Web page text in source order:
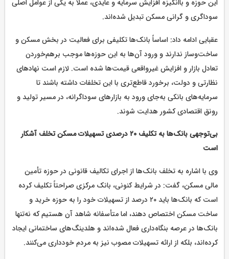
این حوزه و باانگیزه افزایش سرمایه و عایدی، عملاً به یکی از عوامل اصلی
سوداگری و گرانی مسکن تبدیل شده‌اند.
عقبایی ادامه داد: اساساً بانک‌ها تکلیفی برای فعالیت در بخش مسکن و
ساخت‌وساز ندارند و ورود آن‌ها به این حوزه‌ها موجب برهم‌خوردن
تعادل بازار و افزایش غیرواقعی قیمت‌ها شده است. لازم است نهادهای
نظارتی و دولت، برخورد قاطع‌تری با این تخلفات داشته باشند تا
سرمایه‌های بانکی به‌جای ورود به بازارهای سوداگرانه، در مسیر تولید و
رونق اقتصادی کشور هدایت شوند.
بی‌توجهی بانک‌ها به تکلیف ۲۰ درصدی تسهیلات مسکن تخلف آشکار
است
وی با اشاره به تخلف بانک‌ها از اجرای تکالیف قانونی در حوزه تأمین
مالی مسکن، گفت: در شرایط کنونی، بانک مرکزی صراحتاً تکلیف کرده
است که بانک‌ها باید ۲۰ درصد از تسهیلات خود را به حوزه خرید و
ساخت مسکن اختصاص دهند، اما متأسفانه شاهد آن هستیم که نه‌تنها
بانک‌ها در عرصه بنگاه‌داری فعال شده‌اند و هلدینگ‌های ساختمانی ایجاد
کرده‌اند، بلکه از ارائه تسهیلات مصوب نیز به مردم خودداری می‌کنند.